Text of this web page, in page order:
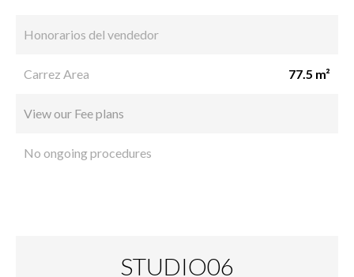
Honorarios del vendedor
Carrez Area 77.5 m²
View our Fee plans
No ongoing procedures
STUDIO06